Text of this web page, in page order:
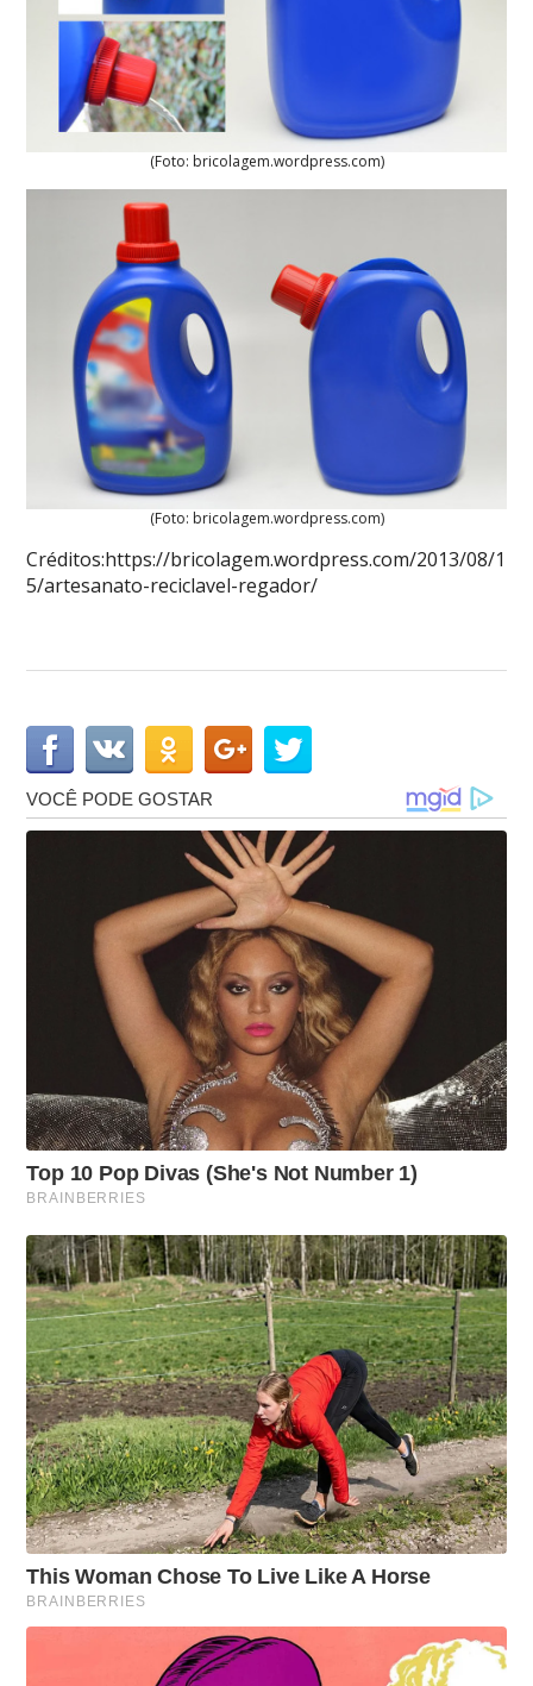
(Foto: bricolagem.wordpress.com)
(Foto: bricolagem.wordpress.com)
Créditos:https://bricolagem.wordpress.com/2013/08/1
5/artesanato-reciclavel-regador/